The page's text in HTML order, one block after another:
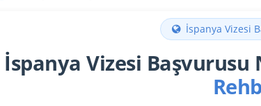
İspanya Vizesi
İspanya Vizesi Başvurusu